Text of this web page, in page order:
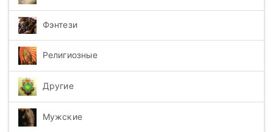
Фэнтези
Религиозные
Другие
Мужские